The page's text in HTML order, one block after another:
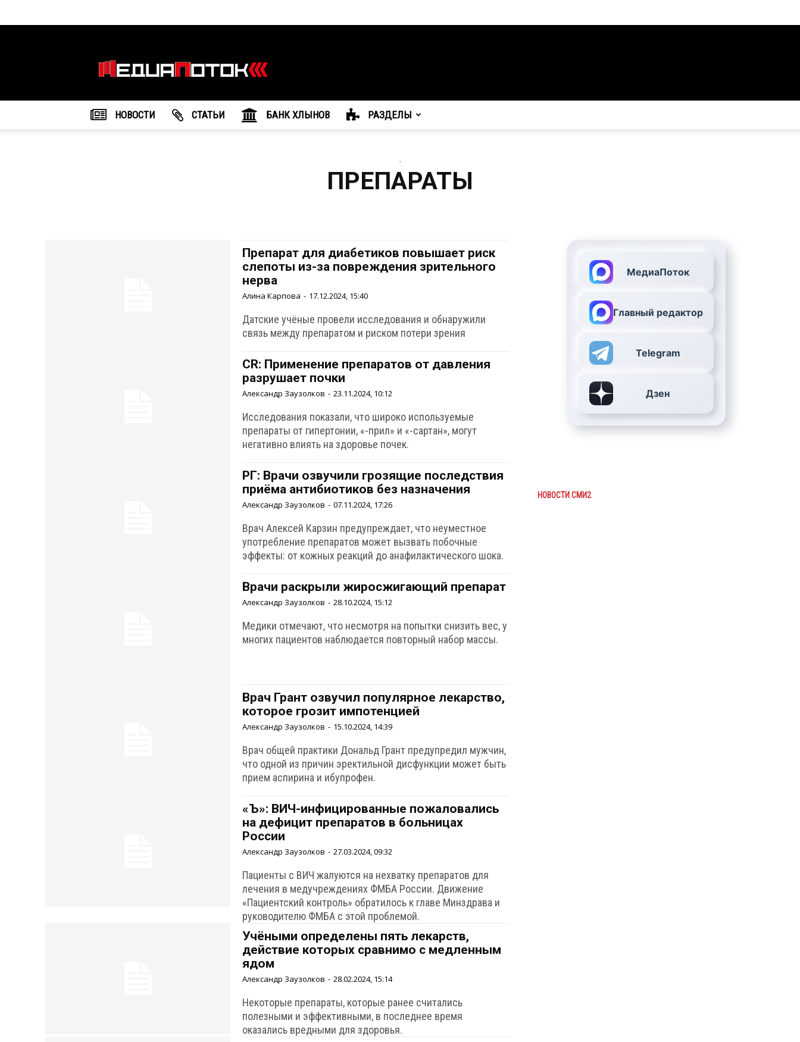
агентство
"МедиаПоток"
НОВОСТИ CТАТЬИ БАНК ХЛЫНОВ РАЗДЕЛЫ
-
ПРЕПАРАТЫ
Препарат для диабетиков повышает риск
слепоты из-за повреждения зрительного
нерва
Алина Карпова - 17.12.2024, 15:40
Датские учёные провели исследования и обнаружили
связь между препаратом и риском потери зрения
CR: Применение препаратов от давления
разрушает почки
Александр Заузолков - 23.11.2024, 10:12
Исследования показали, что широко используемые
препараты от гипертонии, «-прил» и «-сартан», могут
негативно влиять на здоровье почек.
РГ: Врачи озвучили грозящие последствия
приёма антибиотиков без назначения
Александр Заузолков - 07.11.2024, 17:26
Врач Алексей Карзин предупреждает, что неуместное
употребление препаратов может вызвать побочные
эффекты: от кожных реакций до анафилактического шока.
Врачи раскрыли жиросжигающий препарат
Александр Заузолков - 28.10.2024, 15:12
Медики отмечают, что несмотря на попытки снизить вес, у
многих пациентов наблюдается повторный набор массы.
Врач Грант озвучил популярное лекарство,
которое грозит импотенцией
Александр Заузолков - 15.10.2024, 14:39
Врач общей практики Дональд Грант предупредил мужчин,
что одной из причин эректильной дисфункции может быть
прием аспирина и ибупрофен.
«Ъ»: ВИЧ-инфицированные пожаловались
на дефицит препаратов в больницах
России
Александр Заузолков - 27.03.2024, 09:32
Пациенты с ВИЧ жалуются на нехватку препаратов для
лечения в медучреждениях ФМБА России. Движение
«Пациентский контроль» обратилось к главе Минздрава и
руководителю ФМБА с этой проблемой.
Учёными определены пять лекарств,
действие которых сравнимо с медленным
ядом
Александр Заузолков - 28.02.2024, 15:14
Некоторые препараты, которые ранее считались
полезными и эффективными, в последнее время
оказались вредными для здоровья.
МедиаПоток
Главный редактор
Telegram
Дзен
НОВОСТИ СМИ2